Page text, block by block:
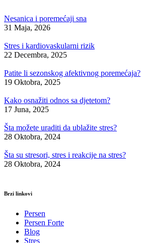
Nesanica i poremećaji sna
31 Maja, 2026
Stres i kardiovaskularni rizik
22 Decembra, 2025
Patite li sezonskog afektivnog poremećaja?
19 Oktobra, 2025
Kako osnažiti odnos sa djetetom?
17 Juna, 2025
Šta možete uraditi da ublažite stres?
28 Oktobra, 2024
Šta su stresori, stres i reakcije na stres?
28 Oktobra, 2024
Brzi linkovi
Persen
Persen Forte
Blog
Stres